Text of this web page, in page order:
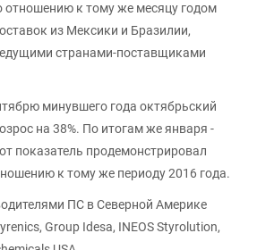
отношению к тому же месяцу годом
из Мексики и Бразилии,
странами-поставщиками
минувшего года октябрьский
на 38%. По итогам же января -
показатель продемонстрировал
к тому же периоду 2016 года.
ПС в Северной Америке
Group Idesa, INEOS Styrolution,